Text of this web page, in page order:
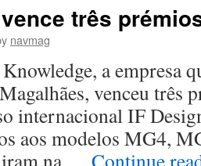
três
navmag
a empresa
venceu três
internacional IF
aos modelos MG4,
na … Continue